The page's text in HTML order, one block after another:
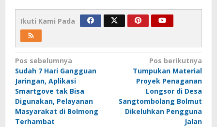
Ikuti Kami Pada
Navigasi
pos
Pos sebelumnya
Sudah 7 Hari Gangguan
Jaringan, Aplikasi
Smartgove tak Bisa
Digunakan, Pelayanan
Masyarakat di Bolmong
Terhambat
Pos berikutnya
Tumpukan Material
Proyek Penaganan
Longsor di Desa
Sangtombolang Bolmut
Dikeluhkan Pengguna
Jalan